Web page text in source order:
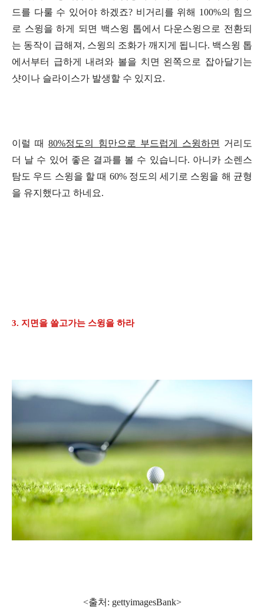
드를 다룰 수 있어야 하겠죠? 비거리를 위해 100%의 힘으
로 스윙을 하게 되면 백스윙 톱에서 다운스윙으로 전환되
는 동작이 급해져, 스윙의 조화가 깨지게 됩니다. 백스윙 톱
에서부터 급하게 내려와 볼을 치면 왼쪽으로 잡아달기는
샷이나 슬라이스가 발생할 수 있지요.
이럴 때80%정도의 힘만으로 부드럽게 스윙하면
거리도
더 날 수 있어 좋은 결과를 볼 수 있습니다. 아니카 소렌스
탐도 우드 스윙을 할 때 60% 정도의 세기로 스윙을 해 균형
을 유지했다고 하네요.
3. 지면을 쓸고가는 스윙을 하라
<출처: gettyimagesBank>